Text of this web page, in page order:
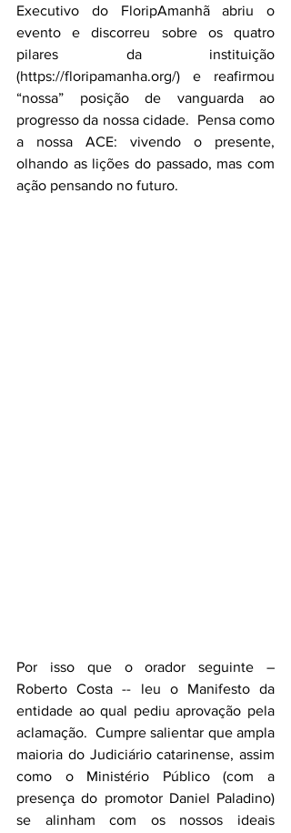
Executivo do FloripAmanhã abriu o
evento e discorreu sobre os quatro
pilares da instituição
(https://floripamanha.org/) e reafirmou
“nossa” posição de vanguarda ao
progresso da nossa cidade.  Pensa como
a nossa ACE: vivendo o presente,
olhando as lições do passado, mas com
ação pensando no futuro.
Por isso que o orador seguinte –
Roberto Costa -- leu o Manifesto da
entidade ao qual pediu aprovação pela
aclamação.  Cumpre salientar que ampla
maioria do Judiciário catarinense, assim
como o Ministério Público (com a
presença do promotor Daniel Paladino)
se alinham com os nossos ideais